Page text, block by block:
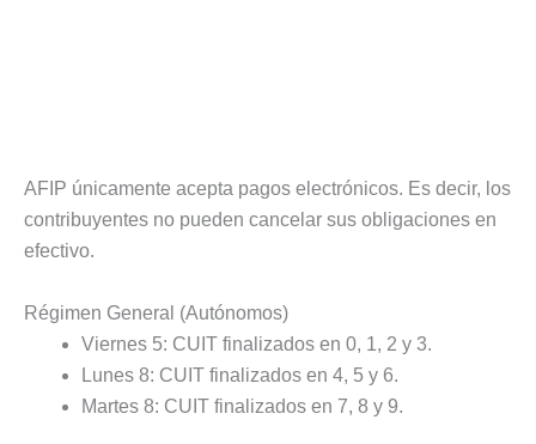
AFIP únicamente acepta pagos electrónicos. Es decir, los
contribuyentes no pueden cancelar sus obligaciones en
efectivo.
Régimen General (Autónomos)
Viernes 5: CUIT finalizados en 0, 1, 2 y 3.
Lunes 8: CUIT finalizados en 4, 5 y 6.
Martes 8: CUIT finalizados en 7, 8 y 9.